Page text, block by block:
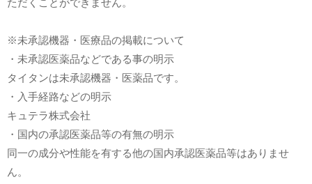
ただくことができません。
※未承認機器・医療品の掲載について
・未承認医薬品などである事の明示
タイタンは未承認機器・医薬品です。
・入手経路などの明示
キュテラ株式会社
・国内の承認医薬品等の有無の明示
同一の成分や性能を有する他の国内承認医薬品等はありませ
ん。